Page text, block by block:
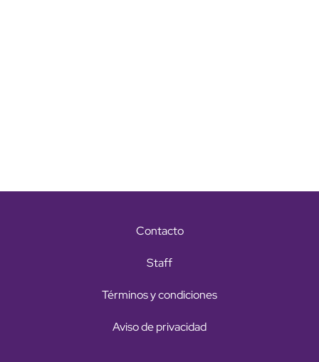
Contacto
Staff
Términos y condiciones
Aviso de privacidad